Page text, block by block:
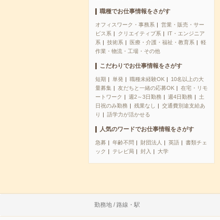
職種でお仕事情報をさがす
オフィスワーク・事務系
営業・販売・サー
ビス系
クリエイティブ系
IT・エンジニア
系
技術系 医療・介護・福祉・教育系
軽
作業・物流・工場・その他
こだわりでお仕事情報をさがす
短期 単発 職種未経験OK
10名以上の大
量募集
友だちと一緒の応募OK
在宅・リモ
ートワーク
週2～3日勤務 週4日勤務
土
日祝のみ勤務
残業なし
交通費別途支給あ
り
語学力が活かせる
人気のワードでお仕事情報をさがす
急募 年齢不問 財団法人 英語
書類チェ
ック
テレビ局 封入 大学
勤務地 / 路線・駅